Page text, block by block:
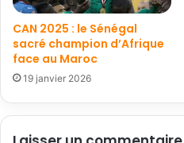
CAN 2025 : le Sénégal
sacré champion d’Afrique
face au Maroc
19 janvier 2026